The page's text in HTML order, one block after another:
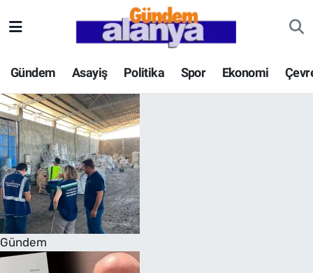
Gündem Asayiş Politika Spor Ekonomi
Gündem